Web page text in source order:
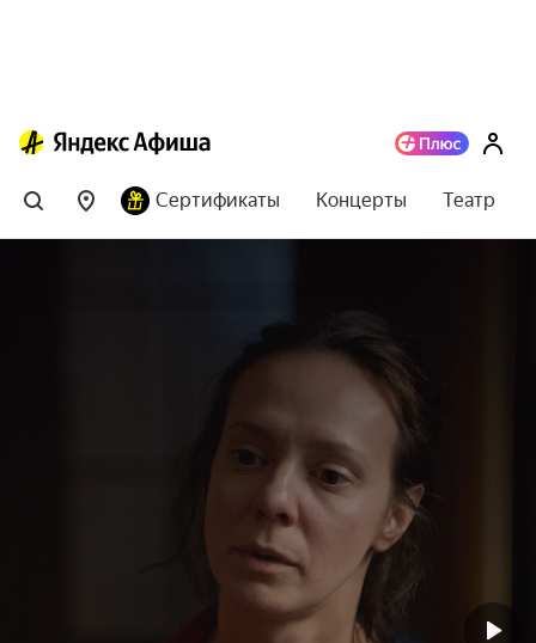
Сертификаты Концерты Театр